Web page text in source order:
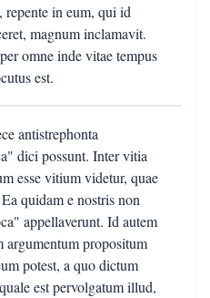
repente in eum, qui id
magnum inclamavit.
omne inde vitae tempus
est.
antistrephonta
dici possunt. Inter vitia
esse vitium videtur, quae
quidam e nostris non
appellaverunt. Id autem
propositum
potest, a quo dictum
est pervolgatum illud,